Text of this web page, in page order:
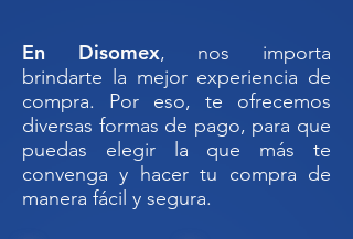
Perfectos para industrias, agricultura
o uso doméstico, asegurando un
almacenamiento seguro y confiable.
Código SAT: 24112600
En Disomex, nos importa
brindarte la mejor experiencia de
compra. Por eso, te ofrecemos
diversas formas de pago, para que
puedas elegir la que más te
convenga y hacer tu compra de
manera fácil y segura.